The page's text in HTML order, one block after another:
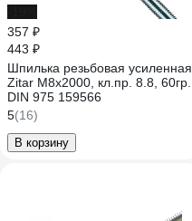
357 ₽
443 ₽
Шпилька резьбовая усиленная
Zitar М8x2000, кл.пр. 8.8, 60гр.
DIN 975 159566
5(16)
В корзину